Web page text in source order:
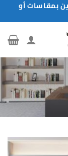
بمقاسات أو